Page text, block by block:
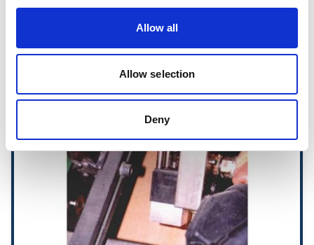
Allow all
Allow selection
Deny
Elektryczny pistolet do kleju topliwego MXM